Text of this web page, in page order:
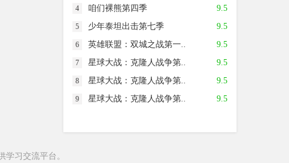
9.5
4
咱们裸熊第四季
9.5
5
少年泰坦出击第七季
9.5
6
英雄联盟：双城之战第一..
9.5
7
星球大战：克隆人战争第..
9.5
8
星球大战：克隆人战争第..
9.5
9 星球大战：克隆人战争第..
习交流平台。